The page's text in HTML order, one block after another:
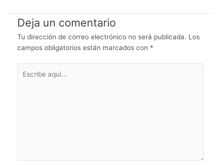
Deja un comentario
Tu dirección de correo electrónico no será publicada. Los
campos obligatorios están marcados con *
aquí...